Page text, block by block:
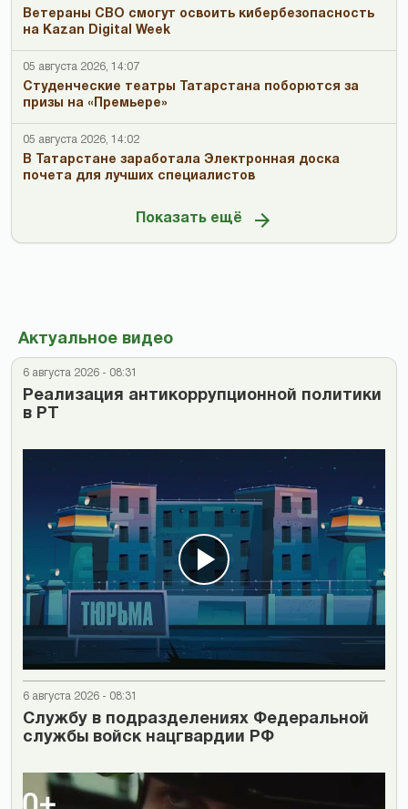
Ветераны СВО смогут освоить кибербезопасность
на Kazan Digital Week
05 августа 2026, 14:07
Студенческие театры Татарстана поборются за
призы на «Премьере»
05 августа 2026, 14:02
В Татарстане заработала Электронная доска
почета для лучших специалистов
Показать ещё
Актуальное видео
6 августа 2026 - 08:31
Реализация антикоррупционной политики
в РТ
6 августа 2026 - 08:31
Cлужбу в подразделениях Федеральной
службы войск нацгвардии РФ